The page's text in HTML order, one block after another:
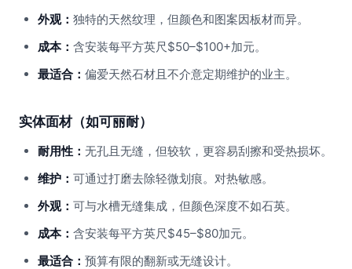
外观： 独特的天然纹理，但颜色和图案因板材而异。
成本： 含安装每平方英尺$50–$100+加元。
最适合： 偏爱天然石材且不介意定期维护的业主。
实体面材（如可丽耐）
耐用性： 无孔且无缝，但较软，更容易刮擦和受热损坏。
维护： 可通过打磨去除轻微划痕。对热敏感。
外观： 可与水槽无缝集成，但颜色深度不如石英。
成本： 含安装每平方英尺$45–$80加元。
最适合： 预算有限的翻新或无缝设计。